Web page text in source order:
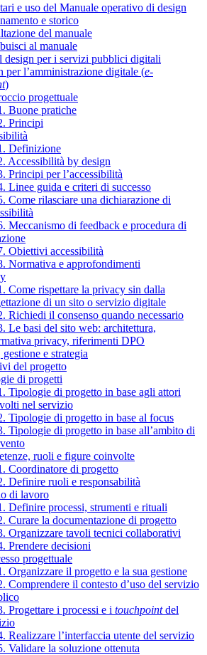
e uso del Manuale operativo di design
e storico
del manuale
al manuale
design per i servizi pubblici digitali
per l’amministrazione digitale (e-
)
progettuale
Buone pratiche
Principi
Definizione
Accessibilità by design
Principi per l’accessibilità
Linee guida e criteri di successo
Come rilasciare una dichiarazione di
Meccanismo di feedback e procedura di
Obiettivi accessibilità
Normativa e approfondimenti
Come rispettare la privacy sin dalla
di un sito o servizio digitale
Richiedi il consenso quando necessario
Le basi del sito web: architettura,
privacy, riferimenti DPO
e strategia
del progetto
di progetti
Tipologie di progetto in base agli attori
nel servizio
Tipologie di progetto in base al focus
Tipologie di progetto in base all’ambito di
ruoli e figure coinvolte
Coordinatore di progetto
Definire ruoli e responsabilità
di lavoro
Definire processi, strumenti e rituali
Curare la documentazione di progetto
Organizzare tavoli tecnici collaborativi
Prendere decisioni
progettuale
Organizzare il progetto e la sua gestione
Comprendere il contesto d’uso del servizio
Progettare i processi e i touchpointdel
Realizzare l’interfaccia utente del servizio
Validare la soluzione ottenuta